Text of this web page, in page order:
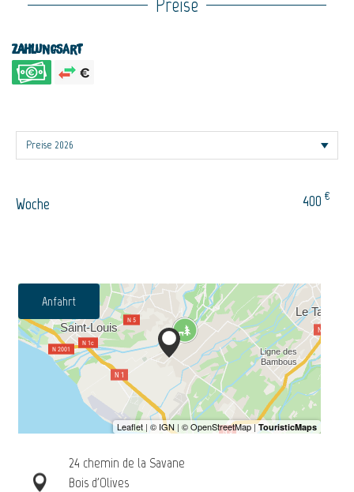
Zahlungsart
Woche 400 €
Anfahrt
24 chemin de la Savane
Bois d'Olives